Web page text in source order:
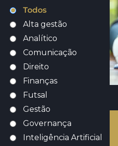
Todos
Alta gestão
Analítico
Comunicação
Direito
Finanças
Futsal
Gestão
Governança
Inteligência Artificial